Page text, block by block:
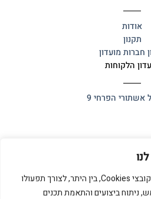
לידיעתך, אתר זה משתמש בקובצי Cookies, בין היתר, לצורך תפעולו
ניתוח ביצועים והתאמת תכנים
אודות
תקנון
חברות מועדון
הלקוחות
אשתורי הפרחי 9
2025 © אלף אלף